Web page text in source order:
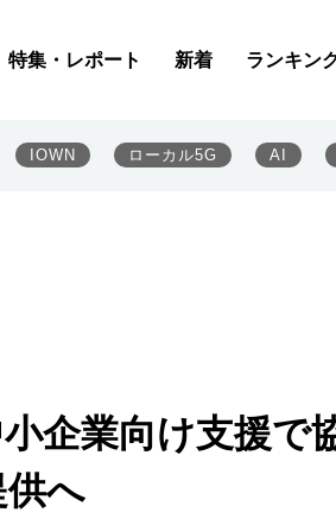
特集・レポート 新着 ランキン
IOWN ローカル5G AI
企業向け支援
へ